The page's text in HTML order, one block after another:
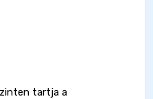
tartja a